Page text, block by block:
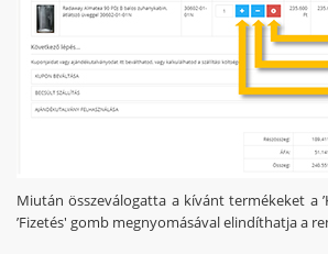
Miután összeválogatta a kívánt termékeket a
’Fizetés' gomb megnyomásával elindíthatja a